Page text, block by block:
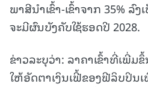
ພາສີນຳເຂົ້າ-ເຂົ້າຈາກ 35% ລົງ
ຈະມີຜົນບັງຄັບໃຊ້ຮອດປີ 2028.
ຂ່າວລະບຸວ່າ: ລາຄາເຂົ້າທີ່ເພີ່ມ
ໃຫ້ອັດຕາເງິນເຟີ້ຂອງຟີລິບປິນ